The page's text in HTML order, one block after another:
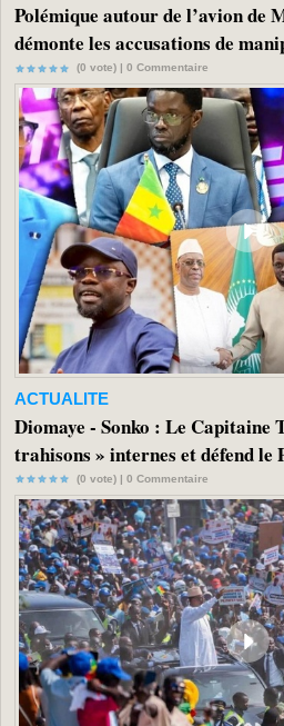
Polémique autour de l’avion de
démonte les accusations de
(0 vote) | 0 Commentaire
ACTUALITE
Diomaye - Sonko : Le Capitaine
trahisons » internes et défend le
(0 vote) | 0 Commentaire